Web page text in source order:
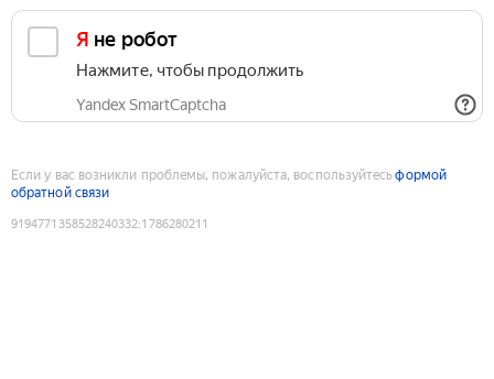
Я не робот
Нажмите, чтобы продолжить
Yandex SmartCaptcha
Если у вас возникли проблемы, пожалуйста, воспользуйтесьформой
обратной связи
9194771358528240332:1786280211